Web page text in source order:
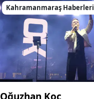
Kahramanmaraş Haberleri
Oğuzhan Koç